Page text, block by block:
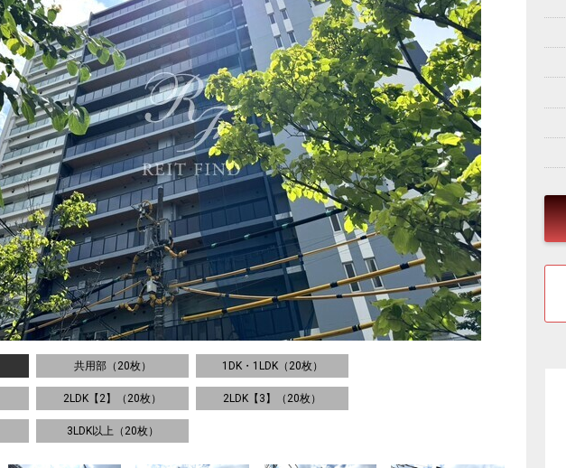
共用部（20枚） 1DK・1LDK（20枚）
2LDK【2】（20枚） 2LDK【3】（20枚）
3LDK以上（20枚）